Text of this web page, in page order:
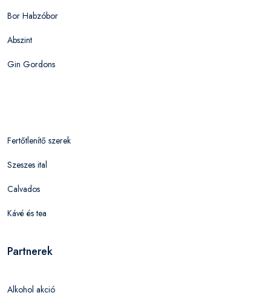
Bor Habzóbor
Abszint
Gin Gordons
Fertőtlenítő szerek
Szeszes ital
Calvados
Kávé és tea
Partnerek
Alkohol akció